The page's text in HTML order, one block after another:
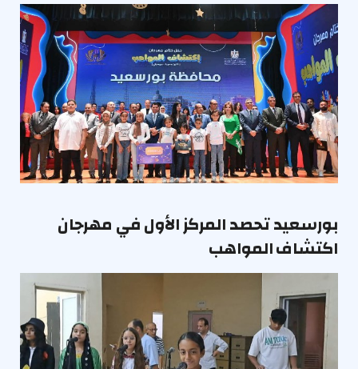
بورسعيد تحصد المركز الأول في مهرجان
اكتشاف المواهب